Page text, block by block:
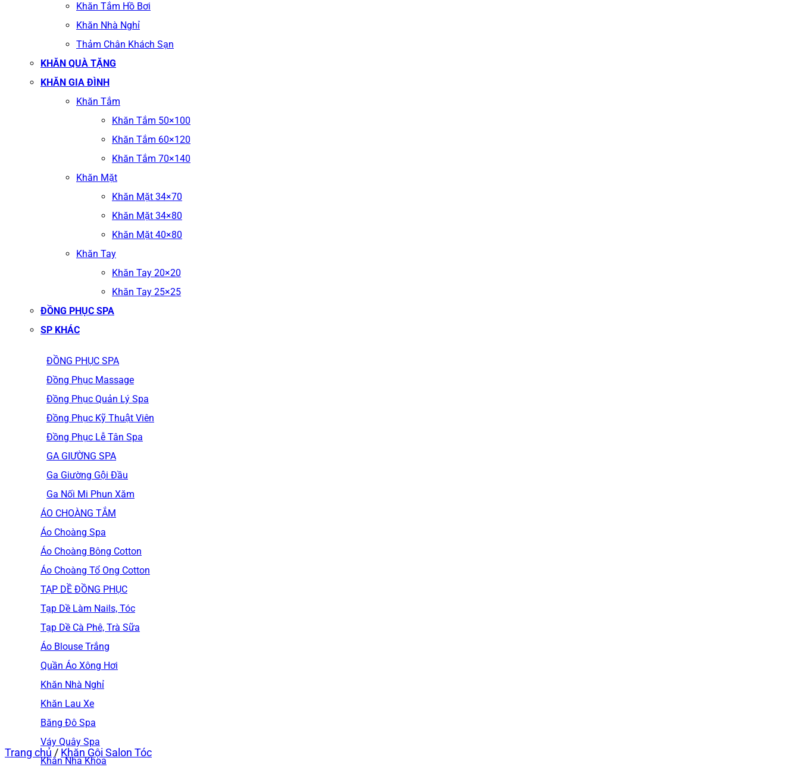
Khăn Tắm Hồ Bơi
Khăn Nhà Nghỉ
Thảm Chân Khách Sạn
KHĂN QUÀ TẶNG
KHĂN GIA ĐÌNH
Khăn Tắm
Khăn Tắm 50×100
Khăn Tắm 60×120
Khăn Tắm 70×140
Khăn Mặt
Khăn Mặt 34×70
Khăn Mặt 34×80
Khăn Mặt 40×80
Khăn Tay
Khăn Tay 20×20
Khăn Tay 25×25
ĐỒNG PHỤC SPA
SP KHÁC
ĐỒNG PHỤC SPA
Đồng Phục Massage
Đồng Phục Quản Lý Spa
Đồng Phục Kỹ Thuật Viên
Đồng Phục Lễ Tân Spa
GA GIƯỜNG SPA
Ga Giường Gội Đầu
Ga Nối Mi Phun Xăm
ÁO CHOÀNG TẮM
Áo Choàng Spa
Áo Choàng Bông Cotton
Áo Choàng Tổ Ong Cotton
TẠP DỀ ĐỒNG PHỤC
Tạp Dề Làm Nails, Tóc
Tạp Dề Cà Phê, Trà Sữa
Áo Blouse Trắng
Quần Áo Xông Hơi
Khăn Nhà Nghỉ
Khăn Lau Xe
Băng Đô Spa
Váy Quây Spa
Khăn Nha Khoa
Trang chủ / Khăn Gội Salon Tóc